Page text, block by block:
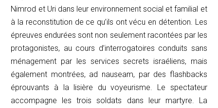
Nimrod et Uri dans leur environnement social et familial et
à la reconstitution de ce qu’ils ont vécu en détention. Les
épreuves endurées sont non seulement racontées par les
protagonistes, au cours d’interrogatoires conduits sans
ménagement par les services secrets israéliens, mais
également montrées, ad nauseam, par des flashbacks
éprouvants à la lisière du voyeurisme. Le spectateur
accompagne les trois soldats dans leur martyre. La